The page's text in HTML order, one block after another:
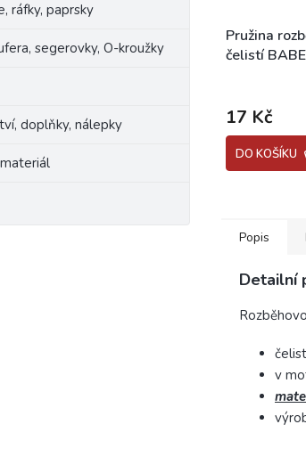
ráfky, paprsky
segerovky, O-kroužky
doplňky, nálepky
Pružina
čelistí
17 Kč
DO KOŠÍKU
Popis
Detailní
v